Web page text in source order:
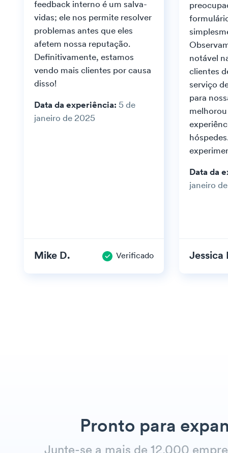
feedback interno é um salva-
vidas; ele nos permite resolver
problemas antes que eles
afetem nossa reputação.
Definitivamente, estamos
vendo mais clientes por causa
disso!
Data da experiência: 5 de
janeiro de 2025
Mike D. Verificado
notável
clientes
serviço
para
Data da
janeiro
Jessica
Pronto para